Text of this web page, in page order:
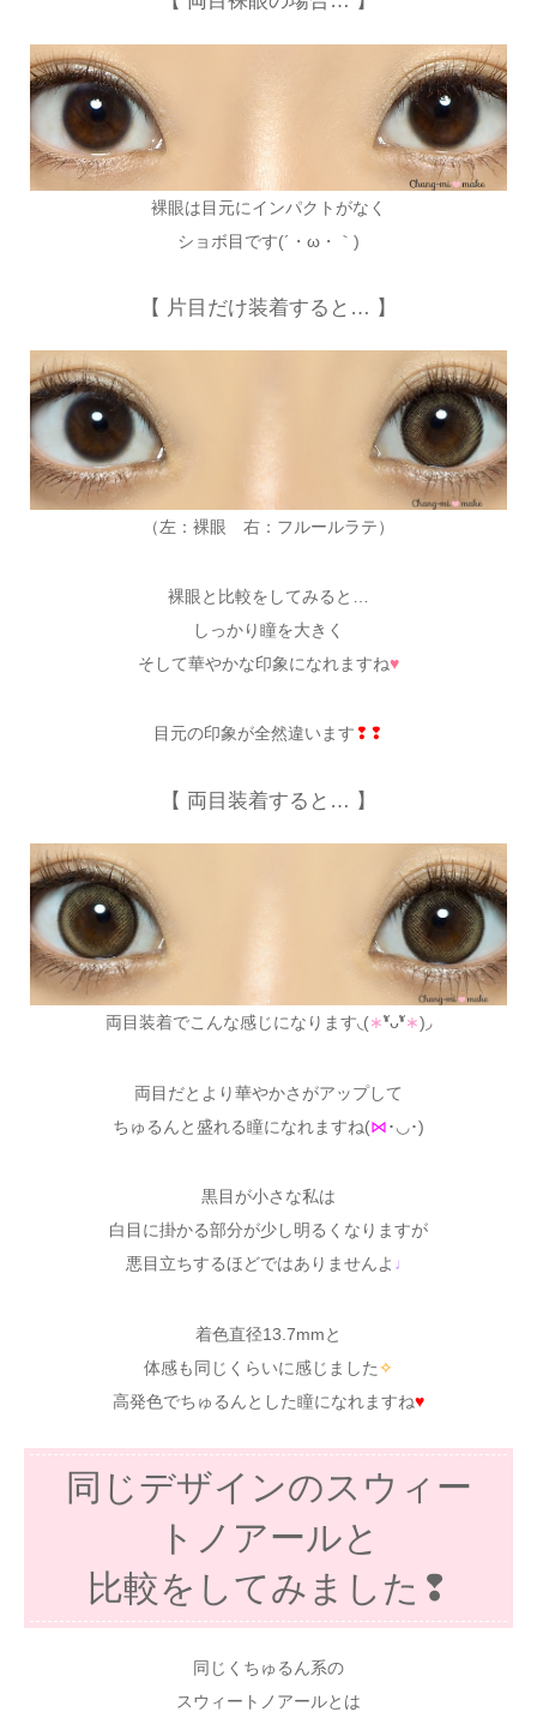
裸眼は目元にインパクトがなく
ショボ目です(´・ω・｀)
【 片目だけ装着すると… 】
（左：裸眼 右：フルールラテ）
裸眼と比較をしてみると…
しっかり瞳を大きく
そして華やかな印象になれますね♥
目元の印象が全然違います❢❢
【 両目装着すると… 】
両目装着でこんな感じになります◟(∗❛ัᴗ❛ั∗)◞
両目だとより華やかさがアップして
ちゅるんと盛れる瞳になれますね(⋈･◡･)
黒目が小さな私は
白目に掛かる部分が少し明るくなりますが
悪目立ちするほどではありませんよ ♩
着色直径13.7mmと
体感も同じくらいに感じました✧
高発色でちゅるんとした瞳になれますね♥
同じデザインのスウィー
トノアールと
比較をしてみました❢
同じくちゅるん系の
スウィートノアールとは